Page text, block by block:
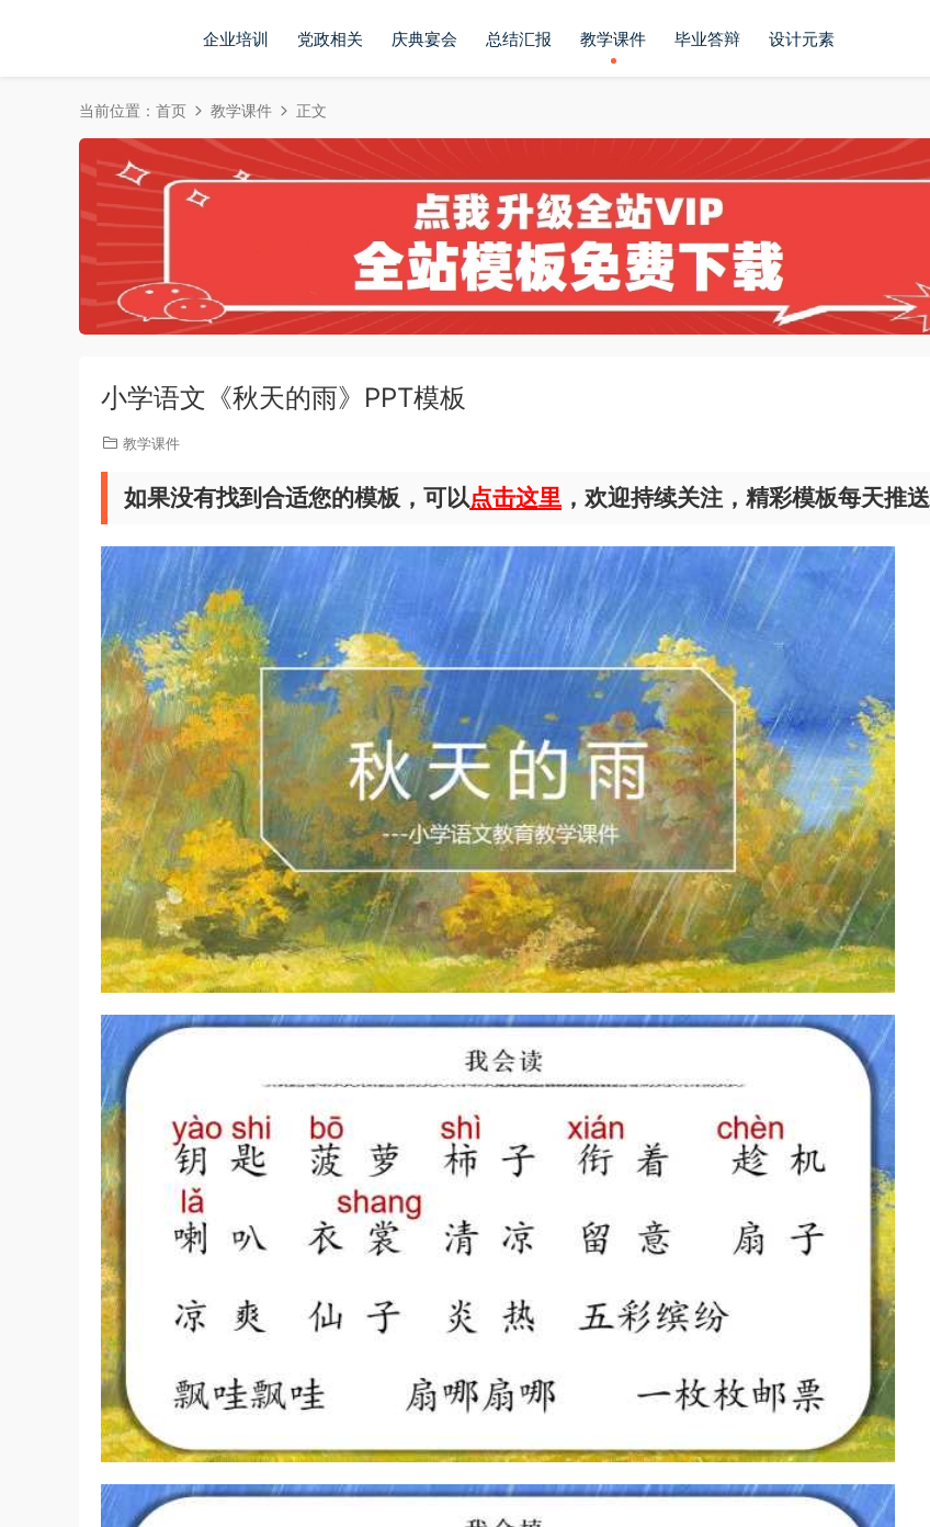
企业培训 党政相关 庆典宴会 总结汇报 教学课件 毕业答辩 设计元素
当前位置： 首页 教学课件 正文
小学语文《秋天的雨》PPT模板
教学课件
如果没有找到合适您的模板，可以点击这里 ，欢迎持续关注，精彩模板每天推送